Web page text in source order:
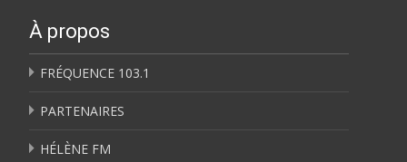
À propos
FRÉQUENCE 103.1
PARTENAIRES
HÉLÈNE FM